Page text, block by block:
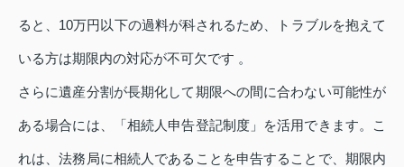
ると、10万円以下の過料が科されるため、トラブルを抱えて
いる方は期限内の対応が不可欠です 。
さらに遺産分割が長期化して期限への間に合わない可能性が
ある場合には、「相続人申告登記制度」を活用できます。こ
れは、法務局に相続人であることを申告することで、期限内